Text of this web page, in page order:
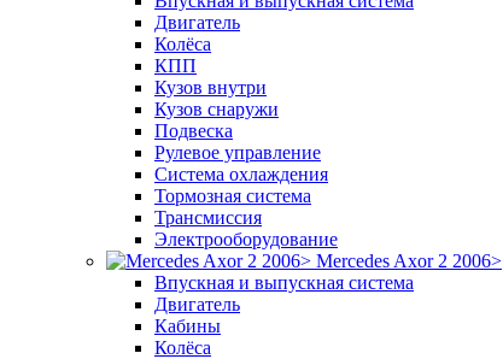
Двигатель
Колёса
КПП
Кузов внутри
Кузов снаружи
Подвеска
Рулевое управление
Система охлаждения
Тормозная система
Трансмиссия
Электрооборудование
Mercedes Axor 2 2006>
Впускная и выпускная система
Двигатель
Кабины
Колёса